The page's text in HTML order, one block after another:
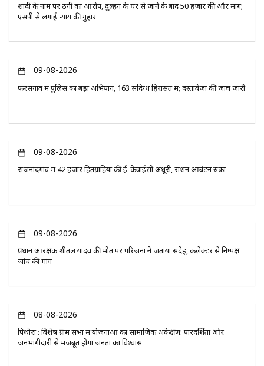
शादी के नाम पर ठगी का आरोप, दुल्हन के घर से जाने के बाद 50 हजार की और मांग;
एसपी से लगाई न्याय की गुहार
09-08-2026
फरसगांव में पुलिस का बड़ा अभियान, 163 संदिग्ध हिरासत में; दस्तावेजों की जांच जारी
09-08-2026
राजनांदगांव में 42 हजार हितग्राहियों की ई-केवाईसी अधूरी, राशन आबंटन रुका
09-08-2026
प्रधान आरक्षक शीतल यादव की मौत पर परिजनों ने जताया संदेह, कलेक्टर से निष्पक्ष
जांच की मांग
08-08-2026
पिथौरा : विशेष ग्राम सभा में योजनाओं का सामाजिक अंकेक्षण: पारदर्शिता और
जनभागीदारी से मजबूत होगा जनता का विश्वास